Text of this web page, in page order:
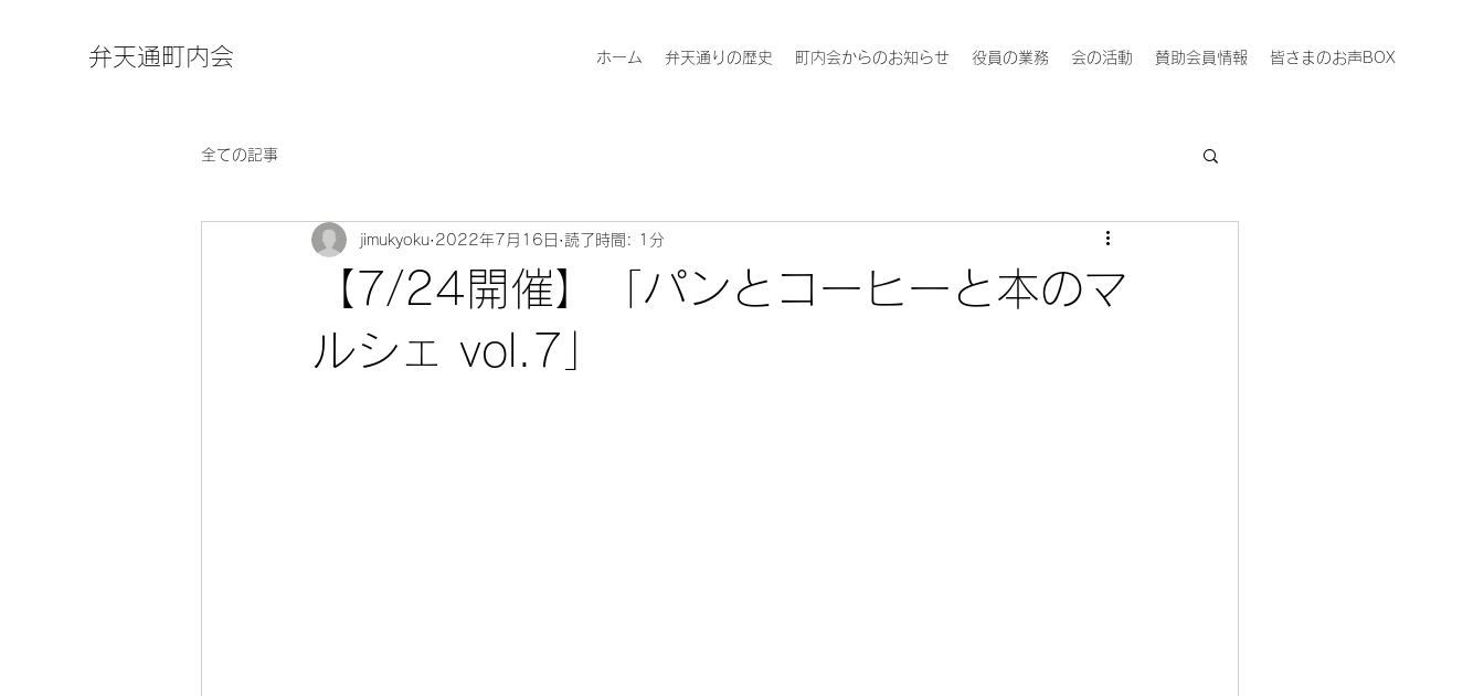
弁天通町内会 ホーム 弁天通りの歴史 町内会からのお知らせ 役員の業務 会の活動 賛助会員情報 皆さまのお声BOX
全ての記事
【7/24開催】「パンとコーヒーと本のマ
ルシェ vol.7」
jimukyoku 2022年7月16日 読了時間: 1分